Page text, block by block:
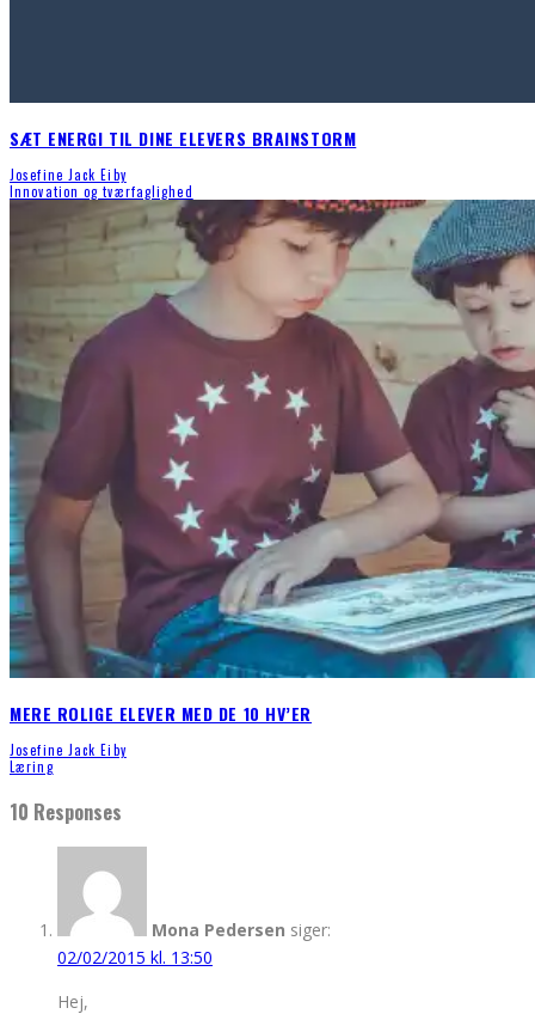
SÆT ENERGI TIL DINE ELEVERS BRAINSTORM
Josefine Jack Eiby
Innovation og tværfaglighed
MERE ROLIGE ELEVER MED DE 10 HV’ER
Josefine Jack Eiby
Læring
10 Responses
Mona Pedersen siger:
02/02/2015 kl. 13:50
Hej,